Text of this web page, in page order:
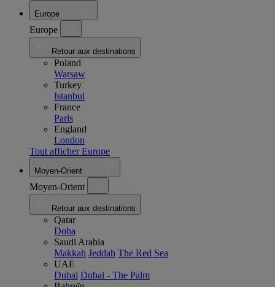
Europe
Europe
Retour aux destinations
Poland
Warsaw
Turkey
Istanbul
France
Paris
England
London
Tout afficher Europe
Moyen-Orient
Moyen-Orient
Retour aux destinations
Qatar
Doha
Saudi Arabia
Makkah Jeddah The Red Sea
UAE
Dubai Dubai - The Palm